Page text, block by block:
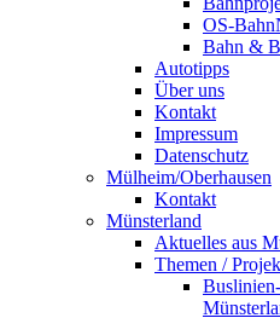
OS-
Bahn &
Autotipps
Über uns
Kontakt
Impressum
Datenschutz
Mülheim/Oberhausen
Kontakt
Münsterland
Aktuelles aus
Themen /